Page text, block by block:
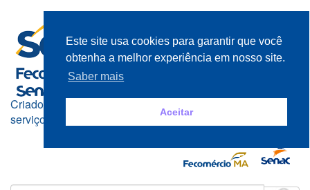
Criado e mantido pelos empresários do comércio de bens,
serviços e turismo
Este site usa cookies para garantir que você
obtenha a melhor experiência em nosso site.
Saber mais
Aceitar